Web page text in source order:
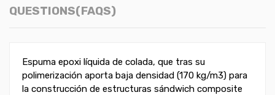
QUESTIONS(FAQS)
Espuma epoxi líquida de colada, que tras su
polimerización aporta baja densidad (170 kg/m3) para
la construcción de estructuras sándwich composite